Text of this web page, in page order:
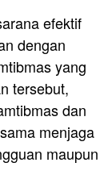
efektif
dengan
yang
tersebut,
dan
menjaga
maupun